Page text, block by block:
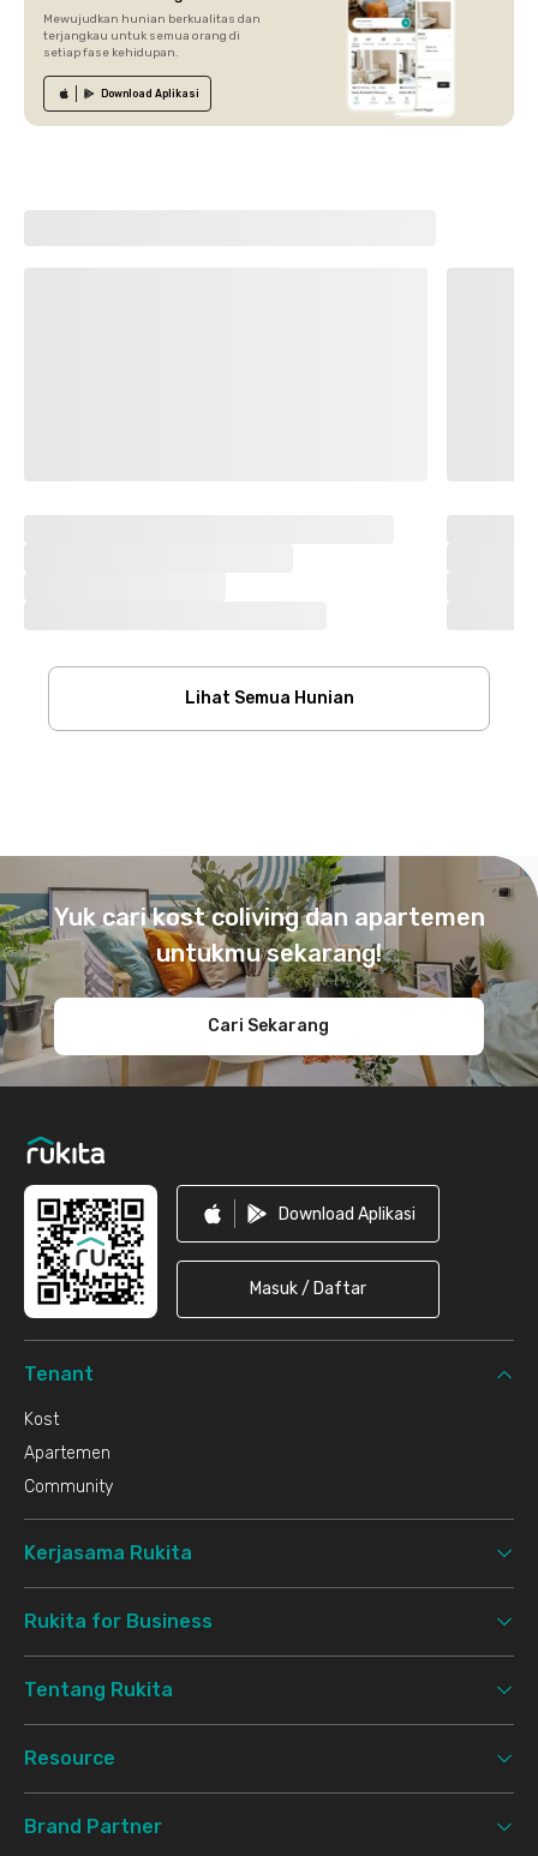
Mewujudkan hunian berkualitas dan
terjangkau untuk semua orang di
setiap fase kehidupan.
Download Aplikasi
Lihat Semua Hunian
Yuk cari kost coliving dan apartemen
untukmu sekarang!
Cari Sekarang
Download Aplikasi
Masuk / Daftar
Tenant
Kost
Apartemen
Community
Kerjasama Rukita
Rukita for Business
Tentang Rukita
Resource
Brand Partner